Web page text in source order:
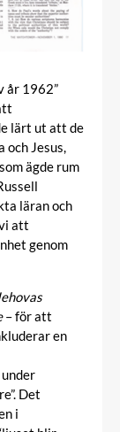
år 1962”
lärt ut att de
och Jesus,
ägde rum
läran och
att
genom
– för att
en
Det
i